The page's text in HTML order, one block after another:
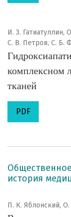
И. З.
С. В. Петров, С. Б.
комплексном
тканей
PDF
история
П. К. Яблонский, О.